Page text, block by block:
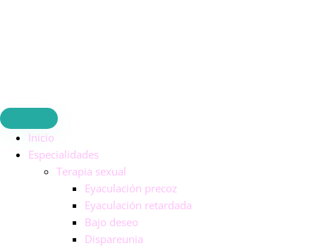
Inicio
Especialidades
Terapia sexual
Eyaculación precoz
Eyaculación retardada
Bajo deseo
Dispareunia